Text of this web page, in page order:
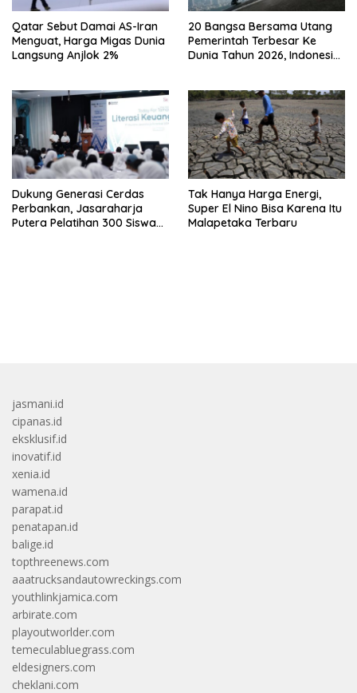
Qatar Sebut Damai AS-Iran
Menguat, Harga Migas Dunia
Langsung Anjlok 2%
20 Bangsa Bersama Utang
Pemerintah Terbesar Ke
Dunia Tahun 2026, Indonesia
Dukung Generasi Cerdas
Perbankan, Jasaraharja
Putera Pelatihan 300 Siswa
Tak Hanya Harga Energi,
Super El Nino Bisa Karena Itu
Malapetaka Terbaru
jasmani.id
cipanas.id
eksklusif.id
inovatif.id
xenia.id
wamena.id
parapat.id
penatapan.id
balige.id
topthreenews.com
aaatrucksandautowreckings.com
youthlinkjamica.com
arbirate.com
playoutworlder.com
temeculabluegrass.com
eldesigners.com
cheklani.com